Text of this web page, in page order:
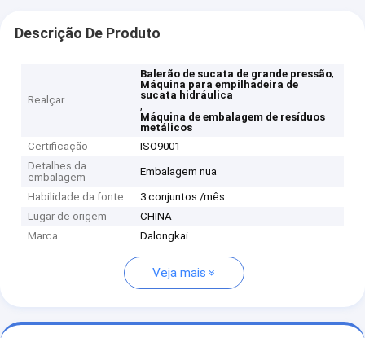
Descrição De Produto
Realçar
Balerão de sucata de grande pressão,
Máquina para empilhadeira de
sucata hidráulica
,
Máquina de embalagem de resíduos
metálicos
Certificação
ISO9001
Detalhes da
embalagem
Embalagem nua
Habilidade da fonte
3 conjuntos /mês
Lugar de origem
CHINA
Marca
Dalongkai
Veja mais